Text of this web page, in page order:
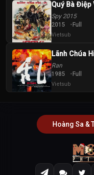
Quý Bà Điệp
Spy 2015
2015 Full
Vietsub
Lãnh Chúa
Ran
1985 Full
Vietsub
Hoàng Sa &